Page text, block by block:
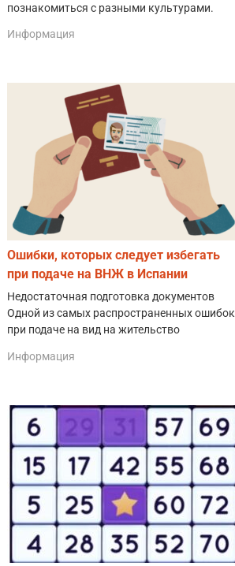
познакомиться с разными культурами.
Информация
Ошибки, которых следует избегать
при подаче на ВНЖ в Испании
Недостаточная подготовка документов
Одной из самых распространенных ошибок
при подаче на вид на жительство
Информация